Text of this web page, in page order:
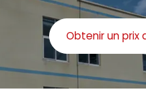
Obtenir un prix